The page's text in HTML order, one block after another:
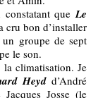
constatant queLe
cru bon d’installer
groupe de sept
le son.
climatisation. Je
Heydd’André
Jacques Josse (le